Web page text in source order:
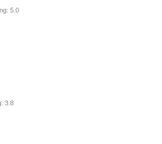
5.0
3.8